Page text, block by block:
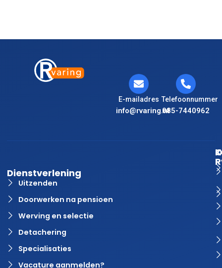
E-mailadres
info@rvaring.nl
Telefoonnummer
085-7440962
Dienstverlening
Uitzenden
Doorwerken na pensioen
Werving en selectie
Detachering
Specialisaties
Vacature aanmelden?